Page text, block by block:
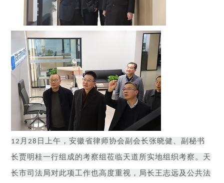
12 月 28 日上午，安徽省律师协会副会长张晓健、副秘书
长贾明桂一行组成的考察组莅临天道所实地组织考察。天
长市司法局对此项工作也高度重视，局长王志远及公共法